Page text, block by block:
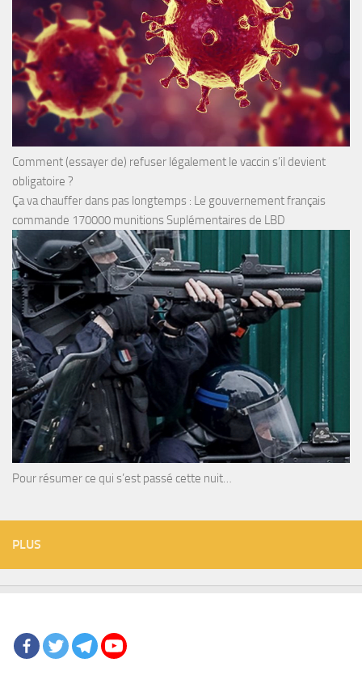
Comment (essayer de) refuser légalement le vaccin s’il devient
obligatoire ?
Ça va chauffer dans pas longtemps : Le gouvernement français
commande 170000 munitions Suplémentaires de LBD
Pour résumer ce qui s’est passé cette nuit…
PLUS